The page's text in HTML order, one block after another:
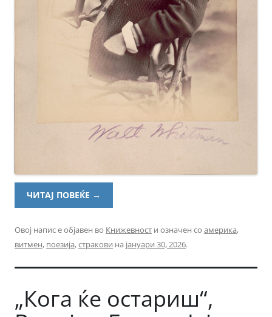
ЧИТАЈ ПОВЕЌЕ →
Овој напис е објавен во Книжевност и означен со америка,
витмен, поезија,стракови на јануари 30, 2026.
„Кога ќе остариш“,